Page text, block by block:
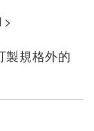
製規格外的